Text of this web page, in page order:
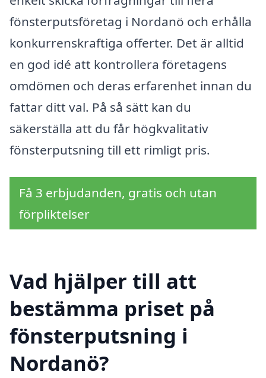
fönsterputsföretag i Nordanö och erhålla
konkurrenskraftiga offerter. Det är alltid
en god idé att kontrollera företagens
omdömen och deras erfarenhet innan du
fattar ditt val. På så sätt kan du
säkerställa att du får högkvalitativ
fönsterputsning till ett rimligt pris.
Få 3 erbjudanden, gratis och utan
förpliktelser
Vad hjälper till att
bestämma priset på
fönsterputsning i
Nordanö?